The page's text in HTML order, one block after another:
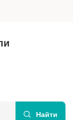
Найти